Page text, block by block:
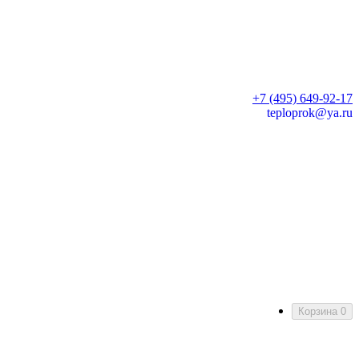
+7 (495) 649-92-17
teploprok@ya.ru
Корзина 0